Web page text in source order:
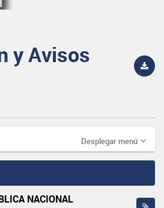
y Avisos
Desplegar menú
NACIONAL